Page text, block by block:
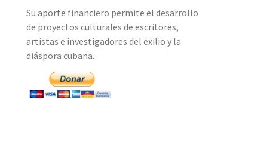
Su aporte financiero permite el desarrollo
de proyectos culturales de escritores,
artistas e investigadores del exilio y la
diáspora cubana.